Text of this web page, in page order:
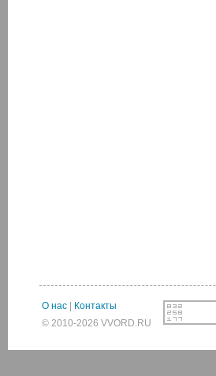
О нас
Контакты
© 2010-2026 VVORD.RU